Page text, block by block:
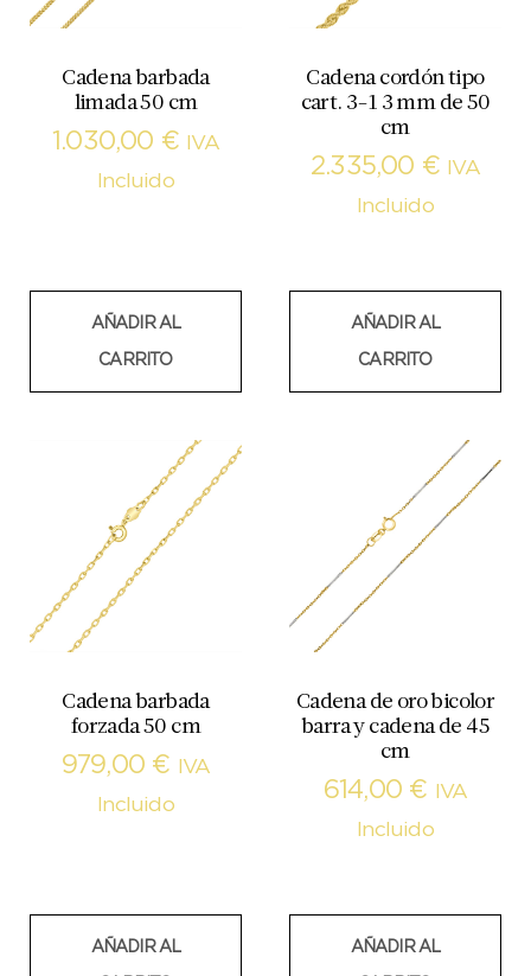
Cadena barbada
limada 50 cm
1.030,00 €
IVA
Incluido
AÑADIR AL
CARRITO
Cadena cordón tipo
cart. 3-1 3 mm de 50
cm
2.335,00 €
IVA
Incluido
AÑADIR AL
CARRITO
Cadena barbada
forzada 50 cm
979,00 €
IVA
Incluido
AÑADIR AL
Cadena de oro bicolor
barra y cadena de 45
cm
614,00 €
IVA
Incluido
AÑADIR AL